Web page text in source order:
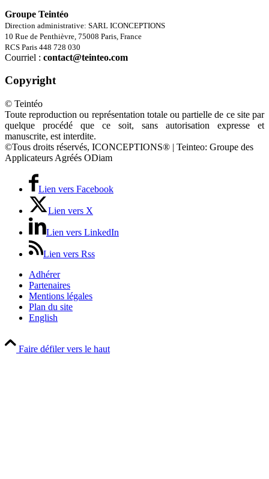
Groupe Teintéo
Direction administrative: SARL ICONCEPTIONS
10 Rue de Penthièvre, 75008 Paris, France
RCS Paris 448 728 030
Courriel : contact@teinteo.com
Copyright
© Teintéo
Toute reproduction ou représentation totale ou partielle de ce site par
quelque procédé que ce soit, sans autorisation expresse et
manuscrite, est interdite.
©Tous droits réservés, ICONCEPTIONS® | Teinteo: Groupe des
Applicateurs Agréés ODiam
Lien vers Facebook
Lien vers X
Lien vers LinkedIn
Lien vers Rss
Adhérer
Partenaires
Mentions légales
Plan du site
English
Faire défiler vers le haut